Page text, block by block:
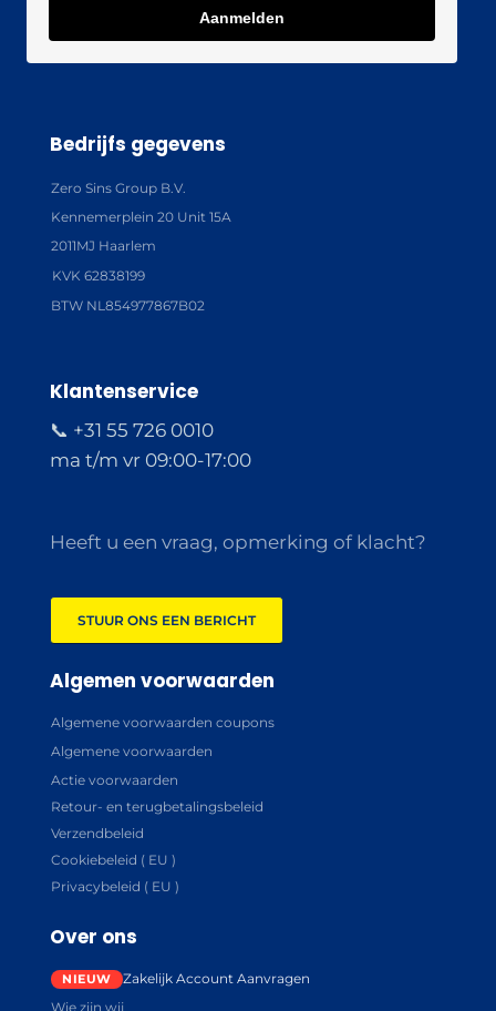
Aanmelden
Bedrijfs gegevens
Zero Sins Group B.V.
Kennemerplein 20 Unit 15A
2011MJ Haarlem
KVK 62838199
BTW NL854977867B02
Klantenservice
📞 +31 55 726 0010
ma t/m vr 09:00-17:00
Heeft u een vraag, opmerking of klacht?
STUUR ONS EEN BERICHT
Algemen voorwaarden
Algemene voorwaarden coupons
Algemene voorwaarden
Actie voorwaarden
Retour- en terugbetalingsbeleid
Verzendbeleid
Cookiebeleid ( EU )
Privacybeleid ( EU )
Over ons
Zakelijk Account Aanvragen
Wie zijn wij